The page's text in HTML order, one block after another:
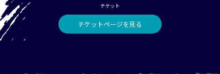
チケット
チケットページを見る